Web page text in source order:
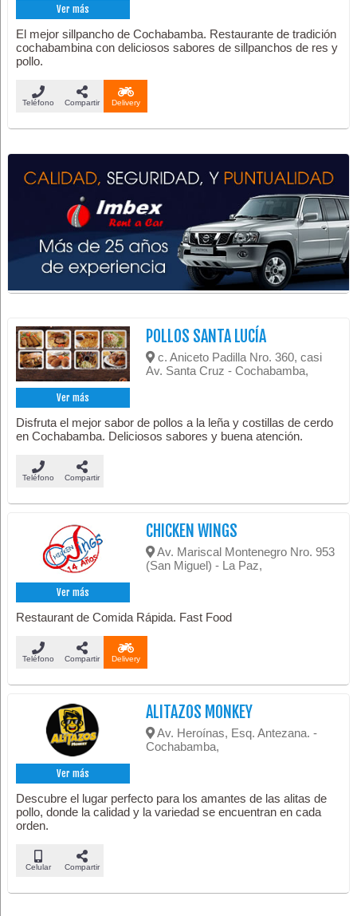
Ver más
El mejor sillpancho de Cochabamba. Restaurante de tradición
cochabambina con deliciosos sabores de sillpanchos de res y
pollo.
Teléfono Compartir Delivery
Ver más
POLLOS SANTA LUCÍA
c. Aniceto Padilla Nro. 360, casi
Av. Santa Cruz - Cochabamba,
Disfruta el mejor sabor de pollos a la leña y costillas de cerdo
en Cochabamba. Deliciosos sabores y buena atención.
Teléfono Compartir
Ver más
CHICKEN WINGS
Av. Mariscal Montenegro Nro. 953
(San Miguel) - La Paz,
Restaurant de Comida Rápida. Fast Food
Teléfono Compartir Delivery
Ver más
ALITAZOS MONKEY
Av. Heroínas, Esq. Antezana. -
Cochabamba,
Descubre el lugar perfecto para los amantes de las alitas de
pollo, donde la calidad y la variedad se encuentran en cada
orden.
Celular Compartir